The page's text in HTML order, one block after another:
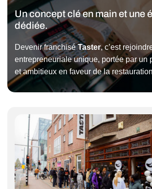
Un concept clé en main et une
dédiée.
Devenir franchiséTaster, c’est
entrepreneuriale unique, portée par un
et ambitieux en faveur de la